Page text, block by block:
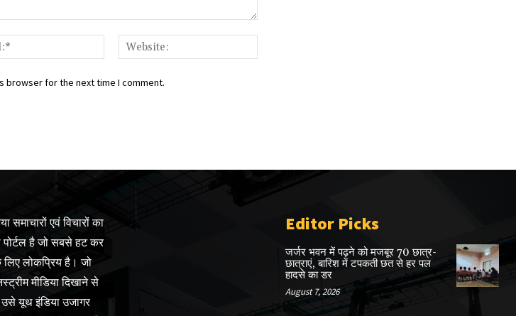
Email:*
browser for the next time I comment.
समाचारों एवं विचारों का
पोर्टल है जो सबसे हट कर
लोकप्रिय है। जो
मीडिया दिखाने से
यूथ इंडिया उजागर
Editor Picks
जर्जर भवन में पढ़ने को मजबूर 70 छात्र-
छात्राएं, बारिश में टपकती छत से हर पल
हादसे का डर
August 7, 2026